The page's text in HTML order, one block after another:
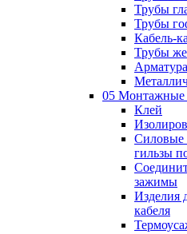
Трубы
Трубы
Кабель-
Трубы
05 Монтажные
Клей
Силовые
гильзы
зажимы
Изделия
кабеля